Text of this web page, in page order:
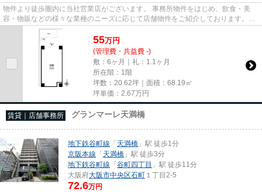
物件より徒歩圏内に当社営業店がございます。 事務所物件をはじめ、飲食・美
容・物販などの様々な業種のニーズに応じて店舗物件をご紹介しております。
尚、弊社ではおとり広告は一切...
55万円
(管理費・共益費 -)
敷：6ヶ月｜礼：1.1ヶ月
所在階：1階
坪数：20.62坪｜面積：68.19㎡
坪単価： 2.67万円
賃貸｜店舗事務所 グランマーレ天満橋
地下鉄谷町線 「天満橋 」駅 徒歩1分
京阪本線 「天満橋 」駅 徒歩3分
地下鉄谷町線 「谷町四丁目 」駅 徒歩11分
大阪府大阪市中央区石町 １丁目2-5
72.6万円